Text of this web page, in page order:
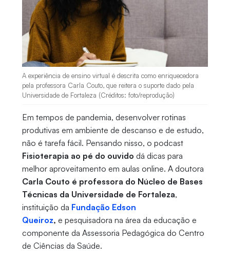
A experiência de ensino virtual é descrita como enriquecedora
pela professora Carla Couto, que reitera o suporte dado pela
Universidade de Fortaleza (Créditos: foto/reprodução)
Em tempos de pandemia, desenvolver rotinas
produtivas em ambiente de descanso e de estudo,
não é tarefa fácil. Pensando nisso, o podcast
Fisioterapia ao pé do ouvido dá dicas para
melhor aproveitamento em aulas online. A doutora
Carla Couto é professora do Núcleo de Bases
Técnicas da Universidade de Fortaleza,
instituição da Fundação Edson
Queiroz, e pesquisadora na área da educação e
componente da Assessoria Pedagógica do Centro
de Ciências da Saúde.